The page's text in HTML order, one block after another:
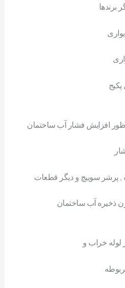
برندها
افزایش فشار آب ساختمان
پرشر سوییچ و دیگر قطعات
ذخیره آب ساختمان
لوله خراب و